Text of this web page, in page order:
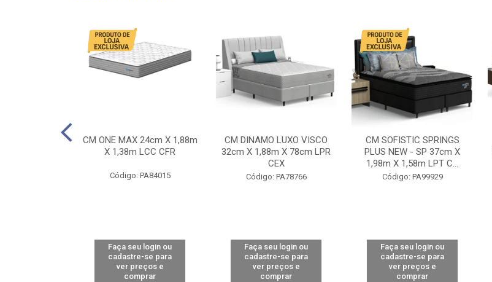
CM ONE MAX 24cm X 1,88m
X 1,38m LCC CFR
Código: PA84015
Faça seu login ou
cadastre-se para
ver preços e
comprar
CM DINAMO LUXO VISCO
32cm X 1,88m X 78cm LPR
CEX
Código: PA78766
Faça seu login ou
cadastre-se para
ver preços e
comprar
CM SOFISTIC SPRINGS
PLUS NEW - SP 37cm X
1,98m X 1,58m LPT C...
Código: PA99929
Faça seu login ou
cadastre-se para
ver preços e
comprar